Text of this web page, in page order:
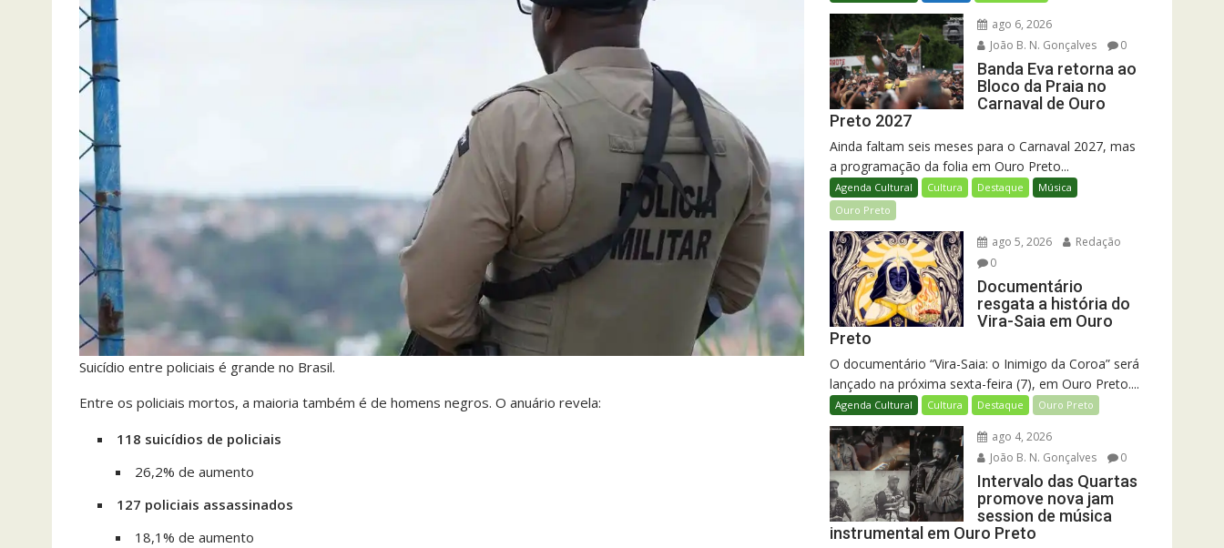
Suicídio entre policiais é grande no Brasil.
Entre os policiais mortos, a maioria também é de homens negros. O anuário revela:
118 suicídios de policiais
26,2% de aumento
127 policiais assassinados
18,1% de aumento
ago 6, 2026
João B. N. Gonçalves
0
Banda Eva retorna ao
Bloco da Praia no
Carnaval de Ouro
Preto 2027
Ainda faltam seis meses para o Carnaval 2027, mas
a programação da folia em Ouro Preto...
Agenda Cultural Cultura Destaque
Música
Ouro Preto
ago 5, 2026
Redação
0
Documentário
resgata a história do
Vira-Saia em Ouro
Preto
O documentário “Vira-Saia: o Inimigo da Coroa” será
lançado na próxima sexta-feira (7), em Ouro Preto....
Agenda Cultural Cultura Destaque Ouro Preto
ago 4, 2026
João B. N. Gonçalves
0
Intervalo das Quartas
promove nova jam
session de música
instrumental em Ouro Preto